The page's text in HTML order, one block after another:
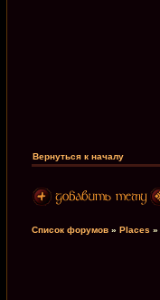
Вернуться к началу
Список форумов » Places »